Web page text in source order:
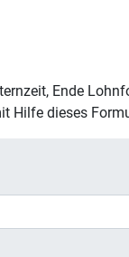
Ende
Hilfe dieses